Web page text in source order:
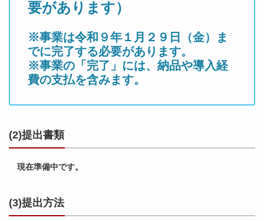
要があります）
※事業は令和９年１月２９日（金）ま
でに完了する必要があります。
※事業の「完了」には、納品や導入経
費の支払を含みます。
(2)提出書類
現在準備中です。
(3)提出方法